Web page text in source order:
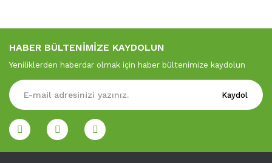
HABER BÜLTENİMİZE KAYDOLUN
Yeniliklerden haberdar olmak için haber bültenimize kaydolun
Kaydol